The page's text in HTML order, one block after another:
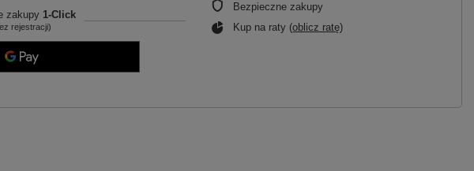
zakupy 1-Click
rejestracji)
Bezpieczne zakupy
Kup na raty (oblicz ratę)